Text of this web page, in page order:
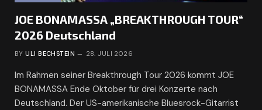
JOE BONAMASSA „BREAKTHROUGH TOUR“
2026 Deutschland
BY ULI BECHSTEIN 28. JULI 2026
Im Rahmen seiner Breakthrough Tour 2026 kommt JOE
BONAMASSA Ende Oktober für drei Konzerte nach
Deutschland. Der US-amerikanische Bluesrock-Gitarrist